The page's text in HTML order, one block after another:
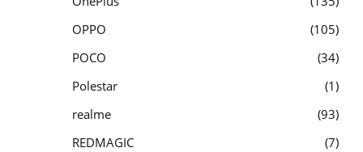
OPPO
105
POCO
34
Polestar
1
realme
93
REDMAGIC
7